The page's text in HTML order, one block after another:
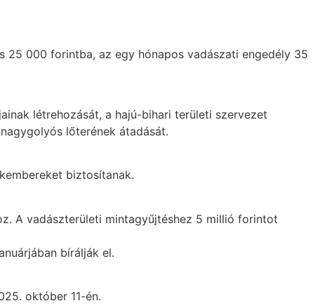
25 000 forintba, az egy hónapos vadászati engedély 35
létrehozását, a hajú-bihari területi szervezet
lőterének átadását.
biztosítanak.
A vadászterületi mintagyűjtéshez 5 millió forintot
bírálják el.
október 11-én.